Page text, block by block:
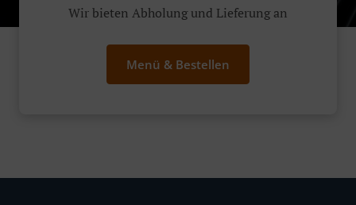
Wir bieten Abholung und Lieferung an
Menü & Bestellen